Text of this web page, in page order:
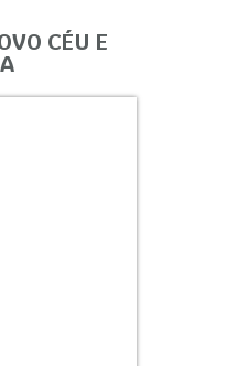
CÉU E